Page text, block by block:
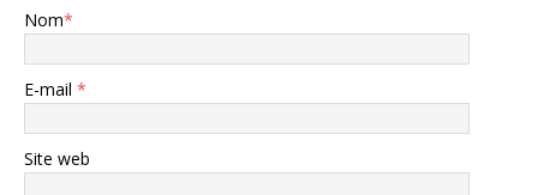
Nom*
E-mail *
Site web